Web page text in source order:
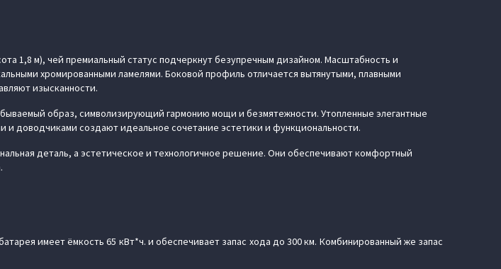
1,8 м), чей премиальный статус подчеркнут безупречным дизайном. Масштабность и
хромированными ламелями. Боковой профиль отличается вытянутыми, плавными
изысканности.
образ, символизирующий гармонию мощи и безмятежности. Утопленные элегантные
доводчиками создают идеальное сочетание эстетики и функциональности.
деталь, а эстетическое и технологичное решение. Они обеспечивают комфортный
имеет ёмкость 65 кВт*ч. и обеспечивает запас хода до 300 км. Комбинированный же запас